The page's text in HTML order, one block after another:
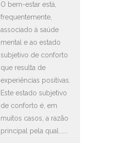
O bem-estar está,
frequentemente,
associado à saúde
mental e ao estado
subjetivo de conforto
que resulta de
experiências positivas.
Este estado subjetivo
de conforto é, em
muitos casos, a razão
principal pela qual......